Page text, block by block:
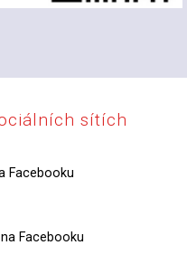
sítích
Facebooku
Facebooku